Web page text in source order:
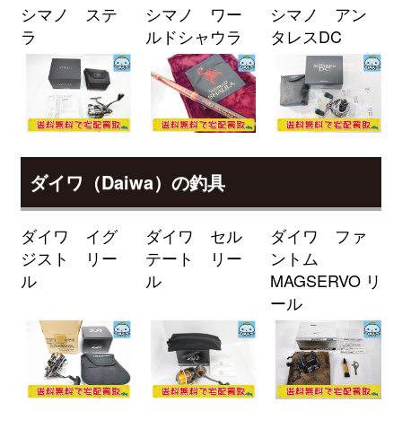
turi20260403
（2026/04/30迄）
ダイワ ロッド モアザン ワイズメ
ン AGS 130M-4 未使用
釣具買取クーポン
g-
turi20260404（2026/04/30迄）
24,000円
2026/04/04
ダイワ ロッド 25 モアザン 106M
J 未使用
釣具買取クーポン g-
turi20260405（2026/04/30迄）
24,000円
2026/04/04
ミヤマエ 電動リール コマンド X-
9SP 12V 未使用
釣具買取クーポン turi20260307-
60,000円
2026/03/07
ミヤマエ 電動リール ハイパワー
コマンド X6HP 12V 未使用
釣具買取クーポン
turi20260307-
02（2026/03/31迄）
24,000円
2026/03/07
シマノ ステ
ラ
シマノ ワー
ルドシャウラ
シマノ アン
タレスDC
ダイワ（Daiwa）の釣具
ダイワ イグ
ジスト リー
ル
ダイワ セル
テート リー
ル
ダイワ ファ
ントム
MAGSERVO リ
ール